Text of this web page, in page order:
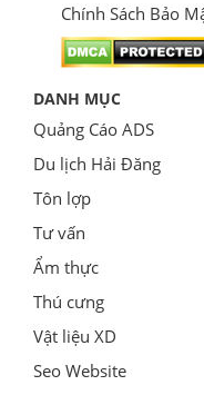
Chính Sách Bảo
DANH MỤC
Quảng Cáo ADS
Du lịch Hải Đăng
Tôn lợp
Tư vấn
Ẩm thực
Thú cưng
Vật liệu XD
Seo Website